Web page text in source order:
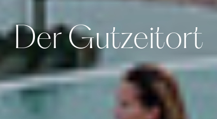
Der Gutzeitort